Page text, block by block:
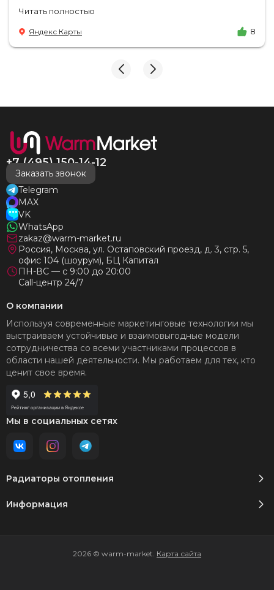
цену. Всегда на связи, на все вопросы есть ответы.
Доставка на удобный день, удобное время! Никаких
замечаний, только бесконечное удовольствие от
взаимодействия с ней. Вот это я понимаю - ЛИЦО
И надеюсь наши чудесные радиаторы будут греть
Читать полностью
Яндекс Карты 8
+7 (495) 150-14-12
Заказать звонок
Telegram
MAX
VK
WhatsApp
zakaz@warm-market.ru
Россия, Москва, ул. Остаповский проезд, д. 3, стр. 5,
офис 104 (шоурум), БЦ Капитал
ПН-ВС — с 9:00 до 20:00
Call-центр 24/7
Радиаторы отопления
Информация
О компании
Используя современные маркетинговые технологии мы
выстраиваем устойчивые и взаимовыгодные модели
сотрудничества со всеми участниками процессов в
области нашей деятельности. Мы работаем для тех, кто
ценит свое время.
Мы в социальных сетях
2026 © warm-market. Карта сайта